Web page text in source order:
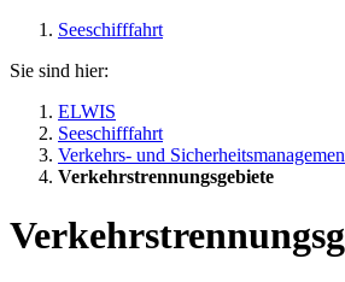
Seeschifffahrt
Sie sind hier:
ELWIS
Seeschifffahrt
Verkehrs- und
Verkehrstrennungsgebiete